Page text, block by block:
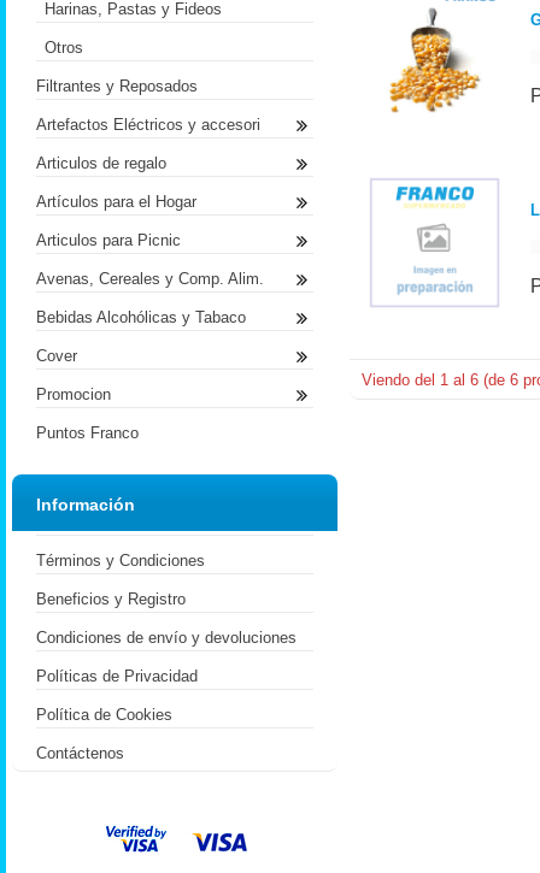
Viendo del 1 al 6 (de 6
Harinas, Pastas y Fideos
Otros
Filtrantes y Reposados
Artefactos Eléctricos y accesori
Articulos de regalo
Artículos para el Hogar
Articulos para Picnic
Avenas, Cereales y Comp. Alim.
Bebidas Alcohólicas y Tabaco
Cover
Promocion
Puntos Franco
Información
Términos y Condiciones
Beneficios y Registro
Condiciones de envío y devoluciones
Políticas de Privacidad
Política de Cookies
Contáctenos